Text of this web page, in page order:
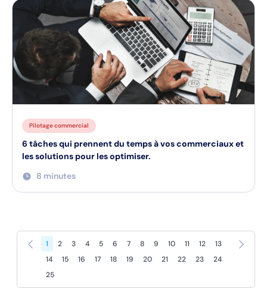
Pilotage commercial
6 tâches qui prennent du temps à vos commerciaux et
les solutions pour les optimiser.
8 minutes
Précédent
1 2 3 4 5 6 7 8 9 10 11 12
13
14
15 16 17 18 19 20 21 22 23
24
25
Suivant